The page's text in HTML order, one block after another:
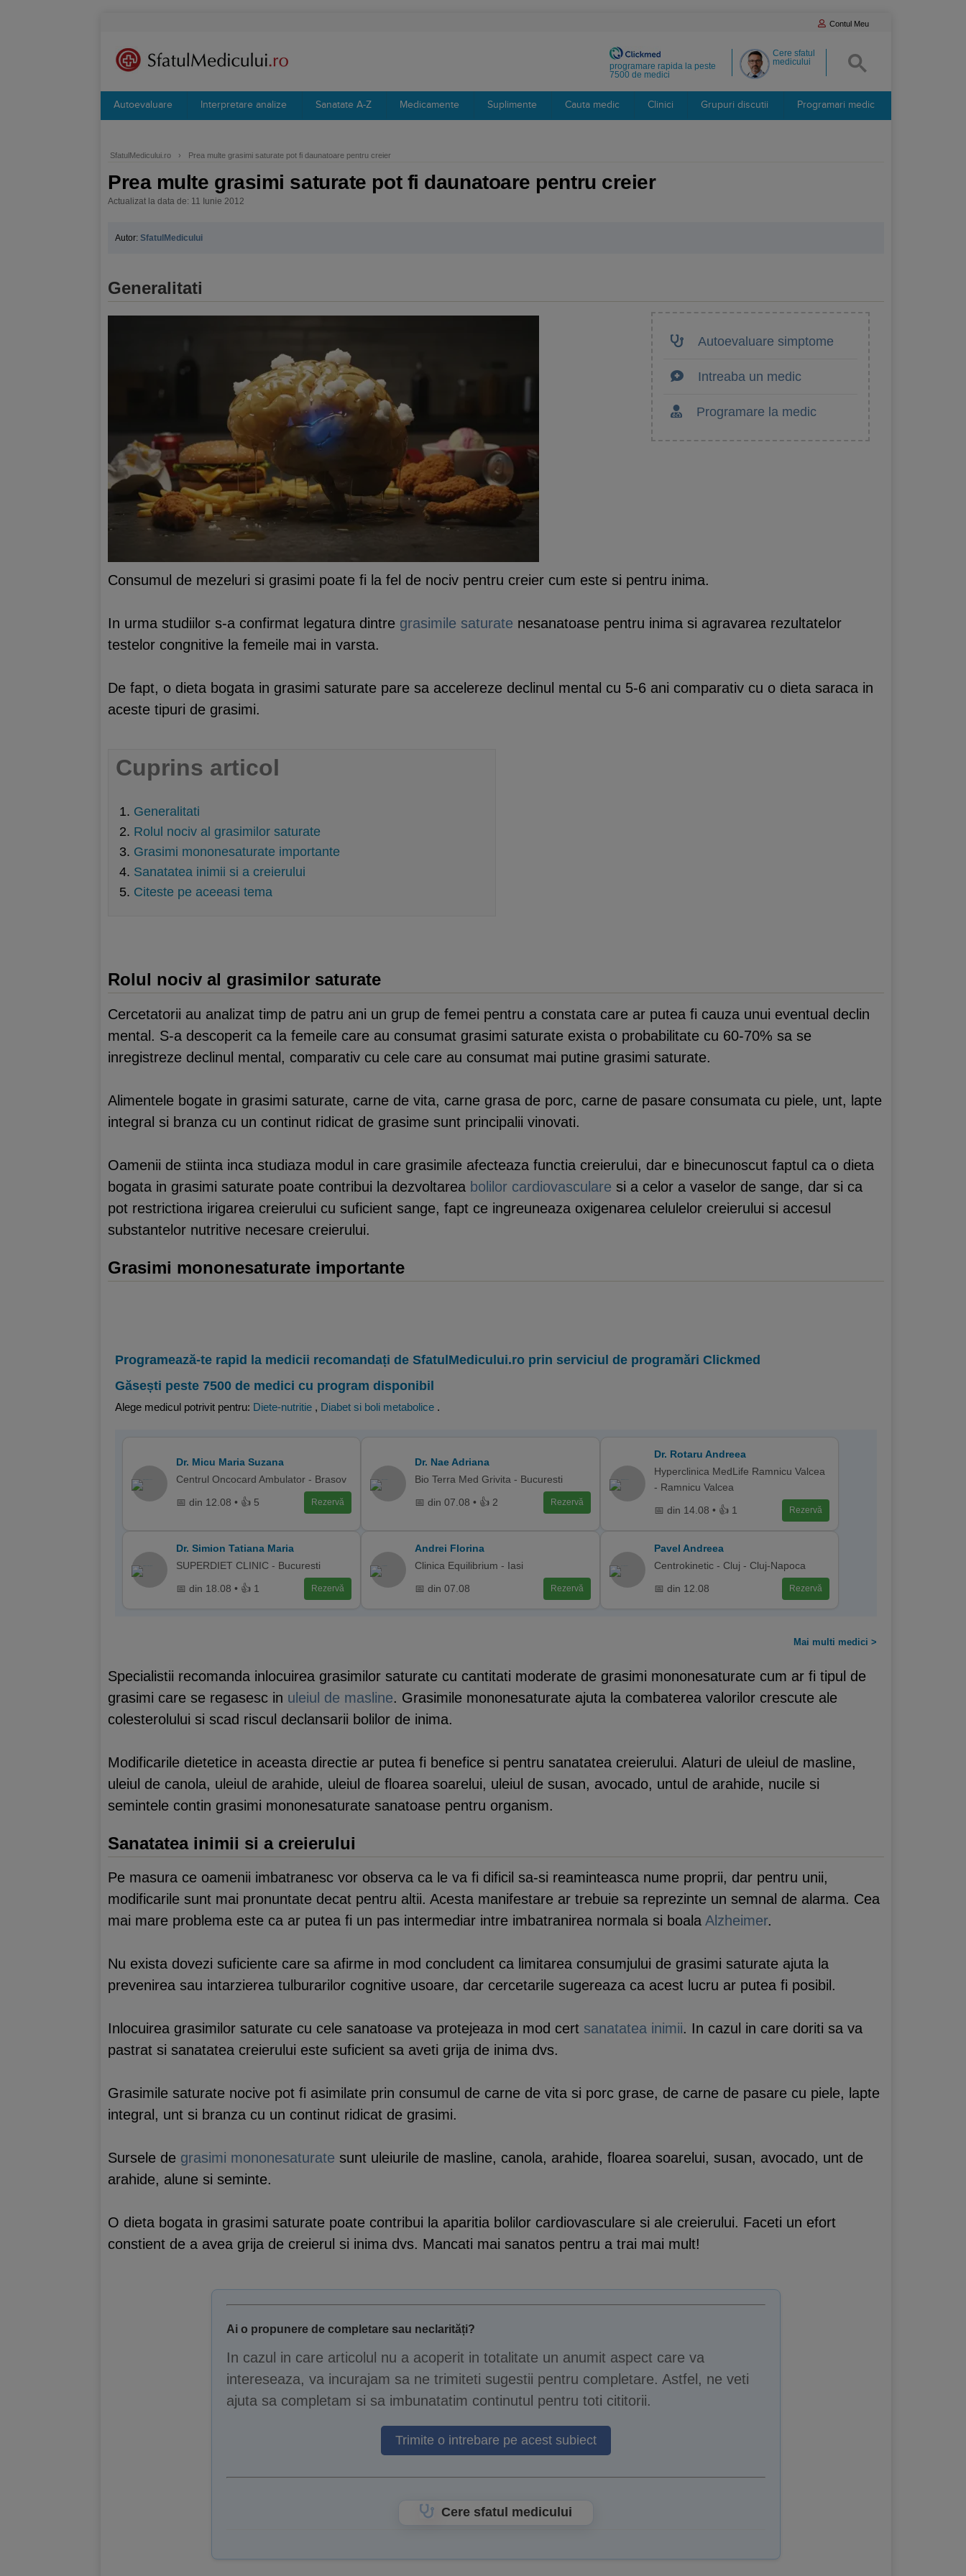
Contul Meu
Cere sfatul
medicului
programare rapida la peste
7500 de medici
Autoevaluare Interpretare analize Sanatate A-Z Medicamente Suplimente Cauta medic Clinici Grupuri discutii Programari medic
SfatulMedicului.ro › Prea multe grasimi saturate pot fi daunatoare pentru creier
Prea multe grasimi saturate pot fi daunatoare pentru creier
Actualizat la data de: 11 Iunie 2012
Autor: SfatulMedicului
Generalitati
Autoevaluare simptome
Intreaba un medic
Programare la medic
Consumul de mezeluri si grasimi poate fi la fel de nociv pentru creier cum este si pentru inima.
In urma studiilor s-a confirmat legatura dintre grasimile saturate nesanatoase pentru inima si agravarea rezultatelor
testelor congnitive la femeile mai in varsta.
De fapt, o dieta bogata in grasimi saturate pare sa accelereze declinul mental cu 5-6 ani comparativ cu o dieta saraca in
aceste tipuri de grasimi.
Cuprins articol
Generalitati
Rolul nociv al grasimilor saturate
Grasimi mononesaturate importante
Sanatatea inimii si a creierului
Citeste pe aceeasi tema
Rolul nociv al grasimilor saturate
Cercetatorii au analizat timp de patru ani un grup de femei pentru a constata care ar putea fi cauza unui eventual declin
mental. S-a descoperit ca la femeile care au consumat grasimi saturate exista o probabilitate cu 60-70% sa se
inregistreze declinul mental, comparativ cu cele care au consumat mai putine grasimi saturate.
Alimentele bogate in grasimi saturate, carne de vita, carne grasa de porc, carne de pasare consumata cu piele, unt, lapte
integral si branza cu un continut ridicat de grasime sunt principalii vinovati.
Oamenii de stiinta inca studiaza modul in care grasimile afecteaza functia creierului, dar e binecunoscut faptul ca o dieta
bogata in grasimi saturate poate contribui la dezvoltarea bolilor cardiovasculare si a celor a vaselor de sange, dar si ca
pot restrictiona irigarea creierului cu suficient sange, fapt ce ingreuneaza oxigenarea celulelor creierului si accesul
substantelor nutritive necesare creierului.
Grasimi mononesaturate importante
Programează-te rapid la medicii recomandați de SfatulMedicului.ro prin serviciul de programări Clickmed
Găsești peste 7500 de medici cu program disponibil
Alege medicul potrivit pentru: Diete-nutritie , Diabet si boli metabolice .
Dr. Micu Maria Suzana
Centrul Oncocard Ambulator - Brasov
📅 din 12.08 • 👍 5 Rezervă
Dr. Nae Adriana
Bio Terra Med Grivita - Bucuresti
📅 din 07.08 • 👍 2 Rezervă
Dr. Rotaru Andreea
Hyperclinica MedLife Ramnicu Valcea
- Ramnicu Valcea
📅 din 14.08 • 👍 1 Rezervă
Dr. Simion Tatiana Maria
SUPERDIET CLINIC - Bucuresti
📅 din 18.08 • 👍 1 Rezervă
Andrei Florina
Clinica Equilibrium - Iasi
📅 din 07.08 Rezervă
Pavel Andreea
Centrokinetic - Cluj - Cluj-Napoca
📅 din 12.08 Rezervă
Mai multi medici >
Specialistii recomanda inlocuirea grasimilor saturate cu cantitati moderate de grasimi mononesaturate cum ar fi tipul de
grasimi care se regasesc in uleiul de masline. Grasimile mononesaturate ajuta la combaterea valorilor crescute ale
colesterolului si scad riscul declansarii bolilor de inima.
Modificarile dietetice in aceasta directie ar putea fi benefice si pentru sanatatea creierului. Alaturi de uleiul de masline,
uleiul de canola, uleiul de arahide, uleiul de floarea soarelui, uleiul de susan, avocado, untul de arahide, nucile si
semintele contin grasimi mononesaturate sanatoase pentru organism.
Sanatatea inimii si a creierului
Pe masura ce oamenii imbatranesc vor observa ca le va fi dificil sa-si reaminteasca nume proprii, dar pentru unii,
modificarile sunt mai pronuntate decat pentru altii. Acesta manifestare ar trebuie sa reprezinte un semnal de alarma. Cea
mai mare problema este ca ar putea fi un pas intermediar intre imbatranirea normala si boala Alzheimer.
Nu exista dovezi suficiente care sa afirme in mod concludent ca limitarea consumjului de grasimi saturate ajuta la
prevenirea sau intarzierea tulburarilor cognitive usoare, dar cercetarile sugereaza ca acest lucru ar putea fi posibil.
Inlocuirea grasimilor saturate cu cele sanatoase va protejeaza in mod cert sanatatea inimii. In cazul in care doriti sa va
pastrat si sanatatea creierului este suficient sa aveti grija de inima dvs.
Grasimile saturate nocive pot fi asimilate prin consumul de carne de vita si porc grase, de carne de pasare cu piele, lapte
integral, unt si branza cu un continut ridicat de grasimi.
Sursele de grasimi mononesaturate sunt uleiurile de masline, canola, arahide, floarea soarelui, susan, avocado, unt de
arahide, alune si seminte.
O dieta bogata in grasimi saturate poate contribui la aparitia bolilor cardiovasculare si ale creierului. Faceti un efort
constient de a avea grija de creierul si inima dvs. Mancati mai sanatos pentru a trai mai mult!
Ai o propunere de completare sau neclarități?
In cazul in care articolul nu a acoperit in totalitate un anumit aspect care va
intereseaza, va incurajam sa ne trimiteti sugestii pentru completare. Astfel, ne veti
ajuta sa completam si sa imbunatatim continutul pentru toti cititorii.
Trimite o intrebare pe acest subiect
Cere sfatul medicului